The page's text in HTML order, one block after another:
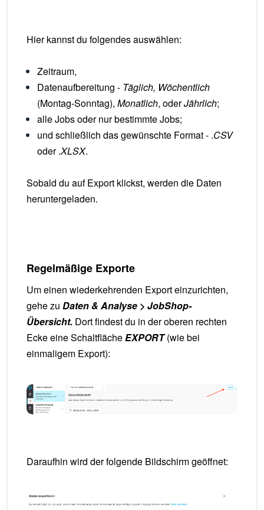
Hier kannst du folgendes auswählen:
Zeitraum,
Datenaufbereitung - Täglich, Wöchentlich
(Montag-Sonntag), Monatlich, oderJährlich;
alle Jobs oder nur bestimmte Jobs;
und schließlich das gewünschte Format - .CSV
oder .XLSX.
Sobald du auf Export klickst, werden die Daten
heruntergeladen.
Regelmäßige Exporte
Um einen wiederkehrenden Export einzurichten,
gehe zu Daten & Analyse > JobShop-
Übersicht. Dortfindest du in der oberen rechten
Ecke eine SchaltflächeEXPORT(wie bei
einmaligem Export):
Daraufhin wird der folgende Bildschirm geöffnet: